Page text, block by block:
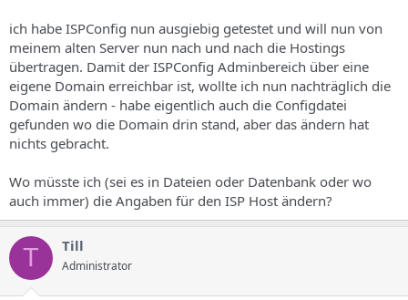
s
T
h
e
m
a
s
d
a
t
u
m
ich habe ISPConfig nun ausgiebig getestet und will nun von
meinem alten Server nun nach und nach die Hostings
übertragen. Damit der ISPConfig Adminbereich über eine
eigene Domain erreichbar ist, wollte ich nun nachträglich die
Domain ändern - habe eigentlich auch die Configdatei
gefunden wo die Domain drin stand, aber das ändern hat
nichts gebracht.
Wo müsste ich (sei es in Dateien oder Datenbank oder wo
auch immer) die Angaben für den ISP Host ändern?
T Till
Administrator